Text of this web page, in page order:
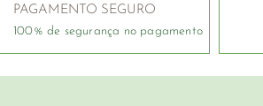
PAGAMENTO SEGURO
100% de segurança no pagamento